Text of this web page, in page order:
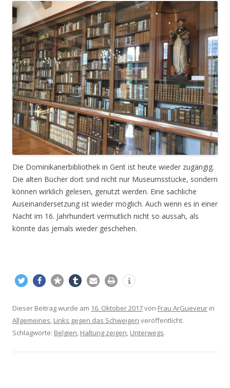
Die Dominikanerbibliothek in Gent ist heute wieder zugängig.
Die alten Bücher dort sind nicht nur Museumsstücke, sondern
können wirklich gelesen, genutzt werden. Eine sachliche
Auseinandersetzung ist wieder möglich. Auch wenn es in einer
Nacht im 16. Jahrhundert vermutlich nicht so aussah, als
könnte das jemals wieder geschehen.
Dieser Beitrag wurde am 16. Oktober 2017von Frau ArGueveur in
Allgemeines, Links gegen das Schweigen veröffentlicht.
Schlagworte: Belgien, Haltung zeigen, Unterwegs.